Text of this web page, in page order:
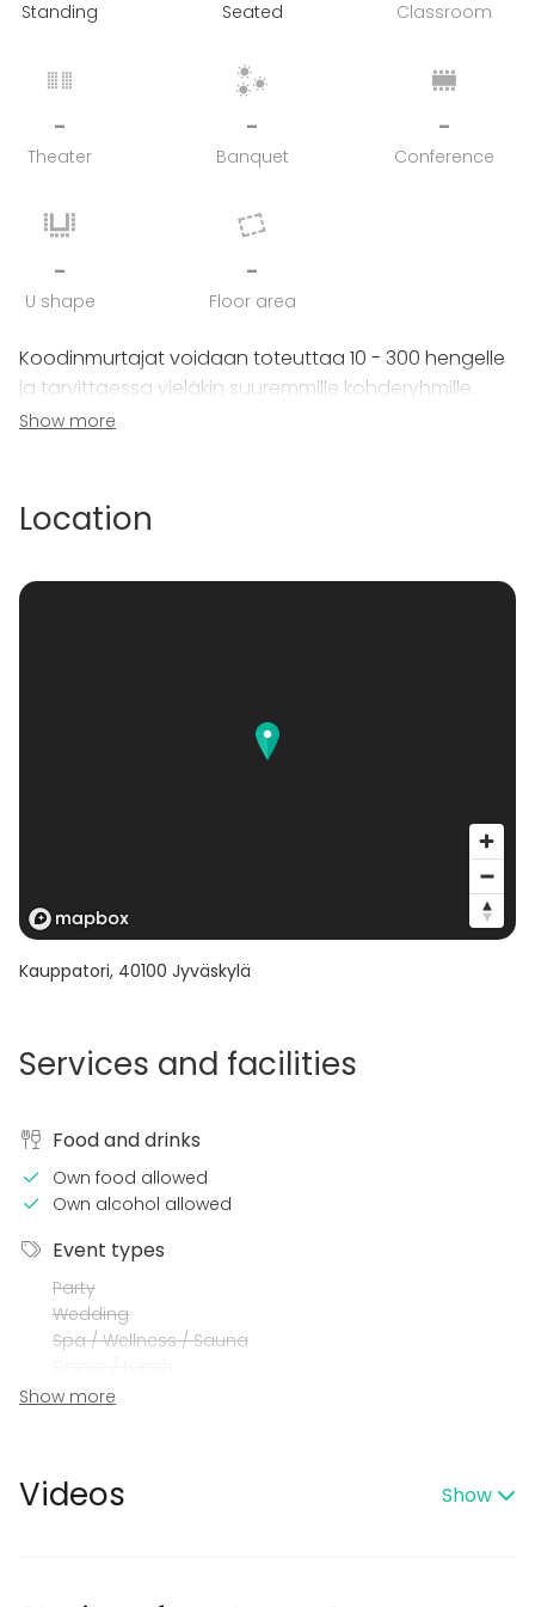
Standing Seated Classroom
-
Theater
-
Banquet
-
Conference
-
U shape
-
Floor area
Koodinmurtajat voidaan toteuttaa 10 - 300 hengelle
ja tarvittaessa vieläkin suuremmille kohderyhmille.
Aktiviteetin järjestäminen onnistuu kaikkialla
Suositeltavin tiimikoko on 3-5 henkeä. Toki myös muut
kokoonpanot onnistuvat.
Show more
Location
Kauppatori, 40100 Jyväskylä
Services and facilities
Food and drinks
Own food allowed
Own alcohol allowed
Event types
Party
Wedding
Spa / Wellness / Sauna
Meeting
Recreation
Show more
Videos Show